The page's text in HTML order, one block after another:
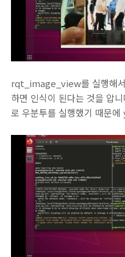
rqt_image_view를 실행해
하면 인식이 된다는 것을 압
로 우분투를 실행했기 때문